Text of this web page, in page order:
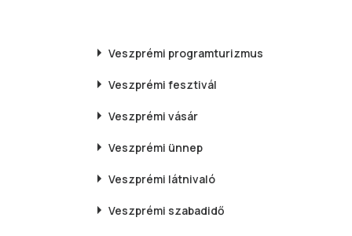
Veszprémi programturizmus
Veszprémi fesztivál
Veszprémi vásár
Veszprémi ünnep
Veszprémi látnivaló
Veszprémi szabadidő